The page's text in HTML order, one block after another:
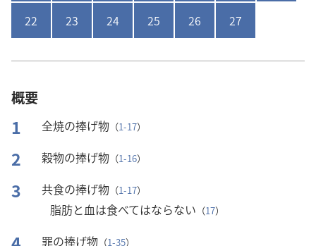
22 23 24 25 26 27
概要
1 全焼の捧げ物（1-17）
2 穀物の捧げ物（1-16）
3 共食の捧げ物（1-17）
脂肪と血は食べてはならない （17）
罪の捧げ物（1-35）